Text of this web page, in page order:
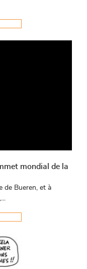
mondial de la
de Bueren, et à